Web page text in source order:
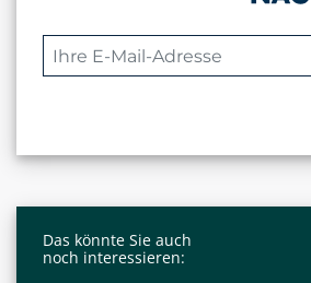
Das könnte Sie auch
noch interessieren: